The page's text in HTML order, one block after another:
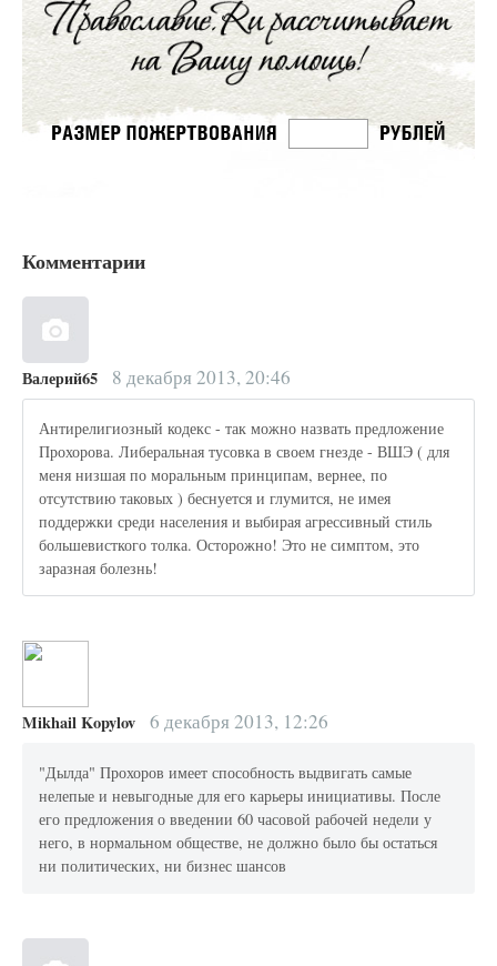
Комментарии
Валерий65 8 декабря 2013, 20:46
Антирелигиозный кодекс - так можно назвать предложение
Прохорова. Либеральная тусовка в своем гнезде - ВШЭ ( для
меня низшая по моральным принципам, вернее, по
отсутствию таковых ) беснуется и глумится, не имея
поддержки среди населения и выбирая агрессивный стиль
большевисткого толка. Осторожно! Это не симптом, это
заразная болезнь!
Mikhail Kopylov 6 декабря 2013, 12:26
"Дылда" Прохоров имеет способность выдвигать самые
нелепые и невыгодные для его карьеры инициативы. После
его предложения о введении 60 часовой рабочей недели у
него, в нормальном обществе, не должно было бы остаться
ни политических, ни бизнес шансов